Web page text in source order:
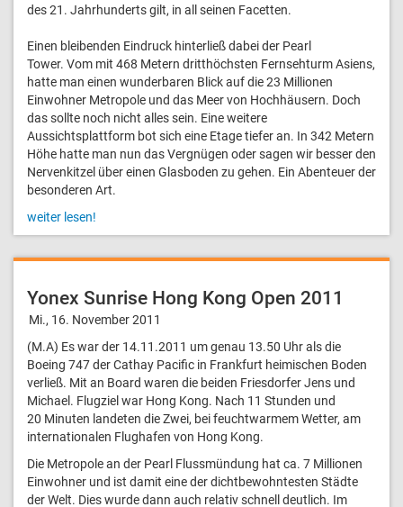
des 21. Jahrhunderts gilt, in all seinen Facetten.
Einen bleibenden Eindruck hinterließ dabei der Pearl
Tower. Vom mit 468 Metern dritthöchsten Fernsehturm Asiens,
hatte man einen wunderbaren Blick auf die 23 Millionen
Einwohner Metropole und das Meer von Hochhäusern. Doch
das sollte noch nicht alles sein. Eine weitere
Aussichtsplattform bot sich eine Etage tiefer an. In 342 Metern
Höhe hatte man nun das Vergnügen oder sagen wir besser den
Nervenkitzel über einen Glasboden zu gehen. Ein Abenteuer der
besonderen Art.
weiter lesen!
Yonex Sunrise Hong Kong Open 2011
Mi., 16. November 2011
(M.A) Es war der 14.11.2011 um genau 13.50 Uhr als die
Boeing 747 der Cathay Pacific in Frankfurt heimischen Boden
verließ. Mit an Board waren die beiden Friesdorfer Jens und
Michael. Flugziel war Hong Kong. Nach 11 Stunden und
20 Minuten landeten die Zwei, bei feuchtwarmem Wetter, am
internationalen Flughafen von Hong Kong.
Die Metropole an der Pearl Flussmündung hat ca. 7 Millionen
Einwohner und ist damit eine der dichtbewohntesten Städte
der Welt. Dies wurde dann auch relativ schnell deutlich. Im